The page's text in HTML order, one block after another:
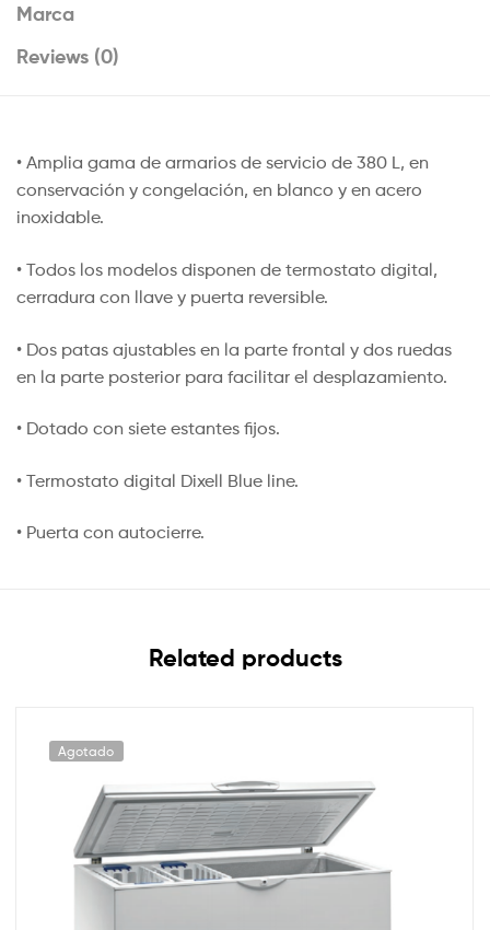
Marca
Reviews (0)
• Amplia gama de armarios de servicio de 380 L, en
conservación y congelación, en blanco y en acero
inoxidable.
• Todos los modelos disponen de termostato digital,
cerradura con llave y puerta reversible.
• Dos patas ajustables en la parte frontal y dos ruedas
en la parte posterior para facilitar el desplazamiento.
• Dotado con siete estantes fijos.
• Termostato digital Dixell Blue line.
• Puerta con autocierre.
Related products
Agotado